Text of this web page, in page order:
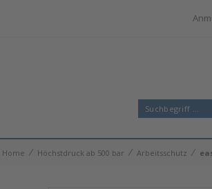
Home ⁄ Höchstdruck ab 500 bar ⁄ Arbeitsschutz ⁄